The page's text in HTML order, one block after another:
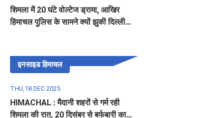
शिमला में 20 घंटे वोल्टेज ड्रामा, आखिर
हिमाचल पुलिस के सामने क्यों झुकी दिल्ली
इनसाइड हिमाचल
THU,18 DEC 2025
HIMACHAL : मैदानी शहरों से गर्म रही
शिमला की रात, 20 दिसंबर से बर्फबारी का